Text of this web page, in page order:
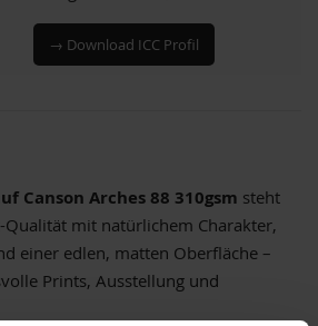
→ Download ICC Profil
Canson Arches 88 310gsm steht
Qualität mit natürlichem Charakter,
einer edlen, matten Oberfläche –
Prints, Ausstellung und